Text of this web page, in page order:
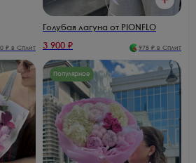
₽ в Сплит
Голубая лагуна от PIONFLO
3 900 ₽ 975 ₽ в Сплит
Популярное